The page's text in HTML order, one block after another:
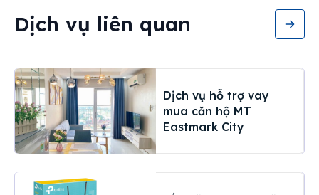
Dịch vụ liên quan
Dịch vụ hỗ trợ vay
mua căn hộ MT
Eastmark City